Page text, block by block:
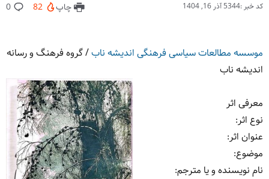
کد خبر :5344 آذر 16, 1404 چاپ 82
0
موسسه مطالعات سیاسی فرهنگی اندیشه ناب/گروه فرهنگ و رسانه
اندیشه ناب
معرفی اثر
نوع اثر:
عنوان اثر:
موضوع:
نام نویسنده و یا مترجم: